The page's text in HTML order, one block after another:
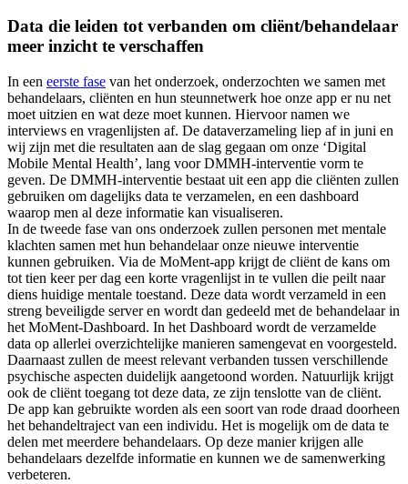
Data die leiden tot verbanden om cliënt/behandelaar
meer inzicht te verschaffen
In een eerste fase van het onderzoek, onderzochten we samen met
behandelaars, cliënten en hun steunnetwerk hoe onze app er nu net
moet uitzien en wat deze moet kunnen. Hiervoor namen we
interviews en vragenlijsten af. De dataverzameling liep af in juni en
wij zijn met die resultaten aan de slag gegaan om onze ‘Digital
Mobile Mental Health’, lang voor DMMH-interventie vorm te
geven. De DMMH-interventie bestaat uit een app die cliënten zullen
gebruiken om dagelijks data te verzamelen, en een dashboard
waarop men al deze informatie kan visualiseren.
In de tweede fase van ons onderzoek zullen personen met mentale
klachten samen met hun behandelaar onze nieuwe interventie
kunnen gebruiken. Via de MoMent-app krijgt de cliënt de kans om
tot tien keer per dag een korte vragenlijst in te vullen die peilt naar
diens huidige mentale toestand. Deze data wordt verzameld in een
streng beveiligde server en wordt dan gedeeld met de behandelaar in
het MoMent-Dashboard. In het Dashboard wordt de verzamelde
data op allerlei overzichtelijke manieren samengevat en voorgesteld.
Daarnaast zullen de meest relevant verbanden tussen verschillende
psychische aspecten duidelijk aangetoond worden. Natuurlijk krijgt
ook de cliënt toegang tot deze data, ze zijn tenslotte van de cliënt.
De app kan gebruikte worden als een soort van rode draad doorheen
het behandeltraject van een individu. Het is mogelijk om de data te
delen met meerdere behandelaars. Op deze manier krijgen alle
behandelaars dezelfde informatie en kunnen we de samenwerking
verbeteren.